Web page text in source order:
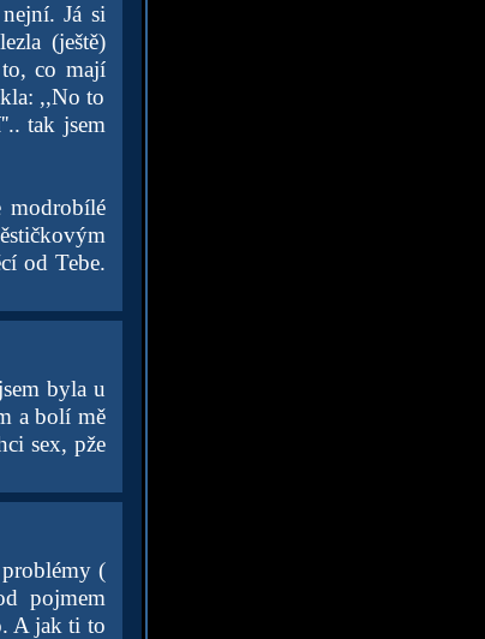
Já si
(ještě)
to, co mají
,,No to
tak jsem
modrobílé
od Tebe.
byla u
a bolí mě
sex, pže
(
pojmem
A jak ti to